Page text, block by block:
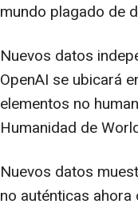
mundo plagado de
Nuevos datos
OpenAI se ubicará
elementos no
Humanidad de
Nuevos datos
no auténticas